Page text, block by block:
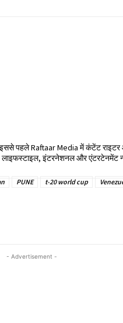
पहले Raftaar Media में कंटेंट
लाइफस्टाइल, इंटरनेशनल और
PUNE t-20 world cup
- Advertisement -